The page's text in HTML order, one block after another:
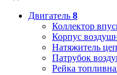
Двигатель 8
Коллектор
Корпус
Натяжитель
Патрубок
Рейка